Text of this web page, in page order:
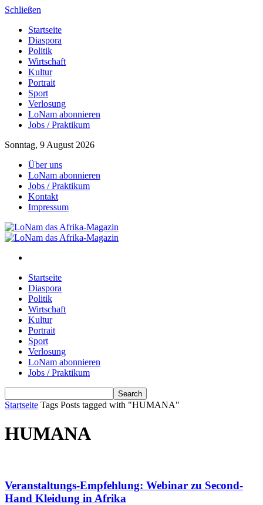
Schließen
Startseite
Diaspora
Politik
Wirtschaft
Kultur
Portrait
Sport
Verlosung
LoNam abonnieren
Jobs / Praktikum
Sonntag, 9 August 2026
Über uns
LoNam abonnieren
Jobs / Praktikum
Kontakt
Impressum
Startseite
Diaspora
Politik
Wirtschaft
Kultur
Portrait
Sport
Verlosung
LoNam abonnieren
Jobs / Praktikum
Startseite Tags Posts tagged with "HUMANA"
HUMANA
Veranstaltungs-Empfehlung: Webinar zu Second-
Hand Kleidung in Afrika